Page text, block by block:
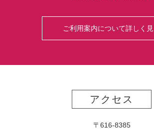
ご利用案内について詳しく見
アクセス
〒616-8385